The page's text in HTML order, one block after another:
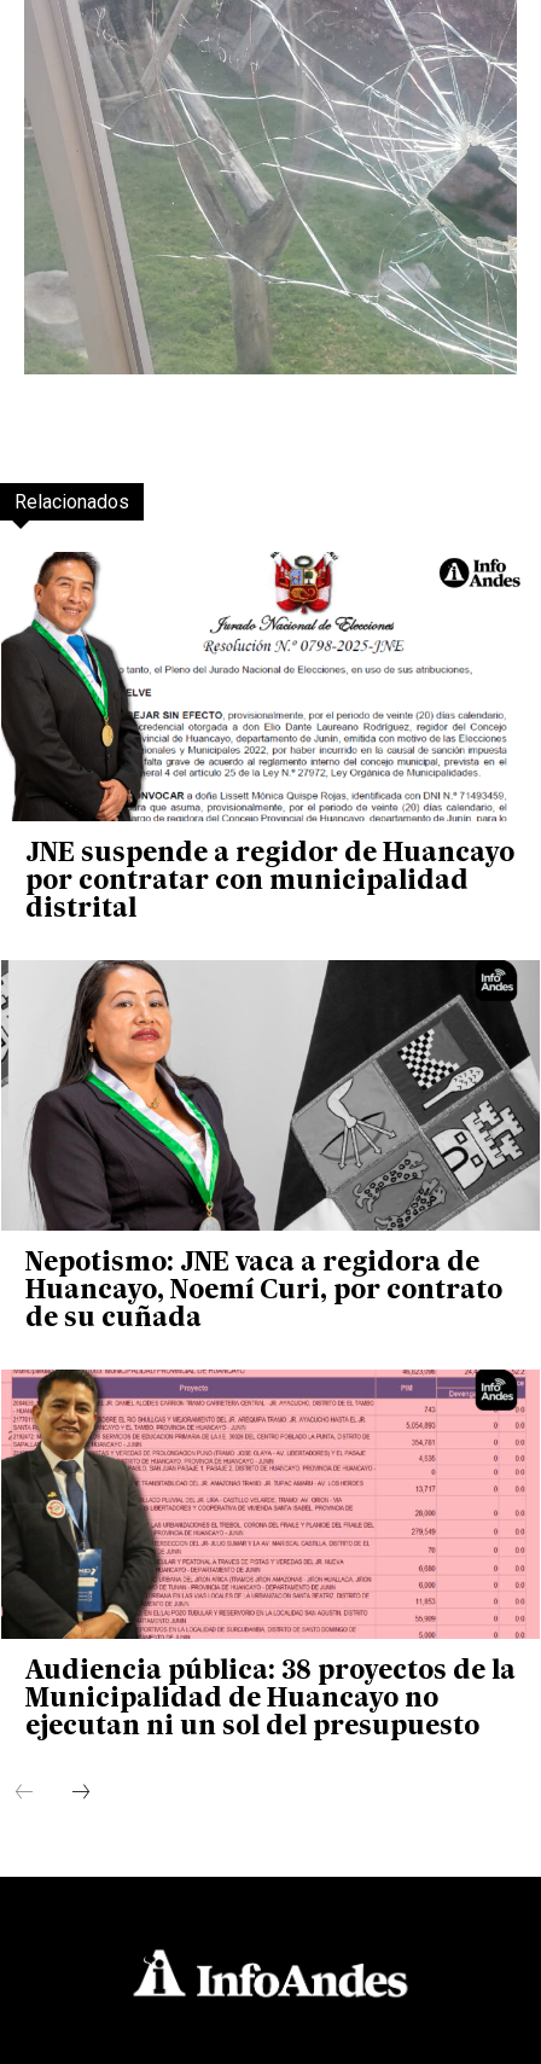
Relacionados
JNE suspende a regidor de Huancayo
por contratar con municipalidad
distrital
Nepotismo: JNE vaca a regidora de
Huancayo, Noemí Curi, por contrato
de su cuñada
Audiencia pública: 38 proyectos de la
Municipalidad de Huancayo no
ejecutan ni un sol del presupuesto